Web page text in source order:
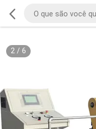
2/ 6